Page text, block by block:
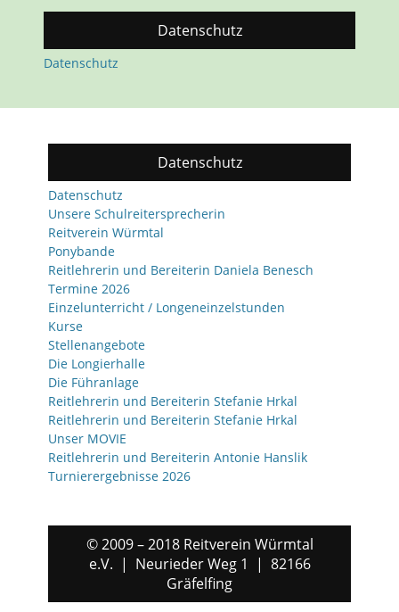
Datenschutz
Datenschutz
Datenschutz
Datenschutz
Unsere Schulreitersprecherin
Reitverein Würmtal
Ponybande
Reitlehrerin und Bereiterin Daniela Benesch
Termine 2026
Einzelunterricht / Longeneinzelstunden
Kurse
Stellenangebote
Die Longierhalle
Die Führanlage
Reitlehrerin und Bereiterin Stefanie Hrkal
Reitlehrerin und Bereiterin Stefanie Hrkal
Unser MOVIE
Reitlehrerin und Bereiterin Antonie Hanslik
Turnierergebnisse 2026
© 2009 – 2018 Reitverein Würmtal
e.V. | Neurieder Weg 1 | 82166
Gräfelfing